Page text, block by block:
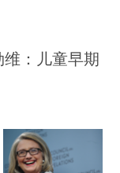
维：儿童早期